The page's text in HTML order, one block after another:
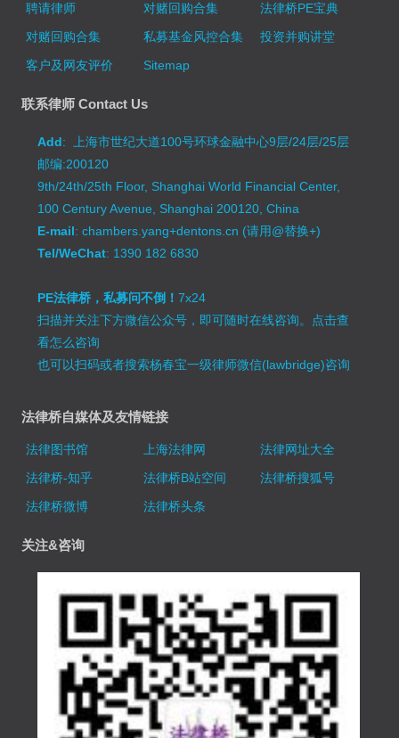
聘请律师
对赌回购合集
法律桥PE宝典
对赌回购合集
私募基金风控合集
投资并购讲堂
客户及网友评价
Sitemap
联系律师 Contact Us
Add: 上海市世纪大道100号环球金融中心9层/24层/25层
邮编:200120
9th/24th/25th Floor, Shanghai World Financial Center,
100 Century Avenue, Shanghai 200120, China
E-mail: chambers.yang+dentons.cn (请用@替换+)
Tel/WeChat: 1390 182 6830
PE法律桥，私募问不倒！7x24
扫描并关注下方微信公众号，即可随时在线咨询。 点击查
看怎么咨询
也可以扫码或者搜索杨春宝一级律师微信(lawbridge)咨询
法律桥自媒体及友情链接
法律图书馆 上海法律网
法律网址大全
法律桥-知乎
法律桥B站空间
法律桥搜狐号
法律桥微博
法律桥头条
关注&咨询